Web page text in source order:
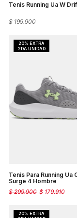
Tenis Running Ua W
$ 199.900
Tenis Para Running Ua
Surge 4 Hombre
$ 179.910
$ 299.900